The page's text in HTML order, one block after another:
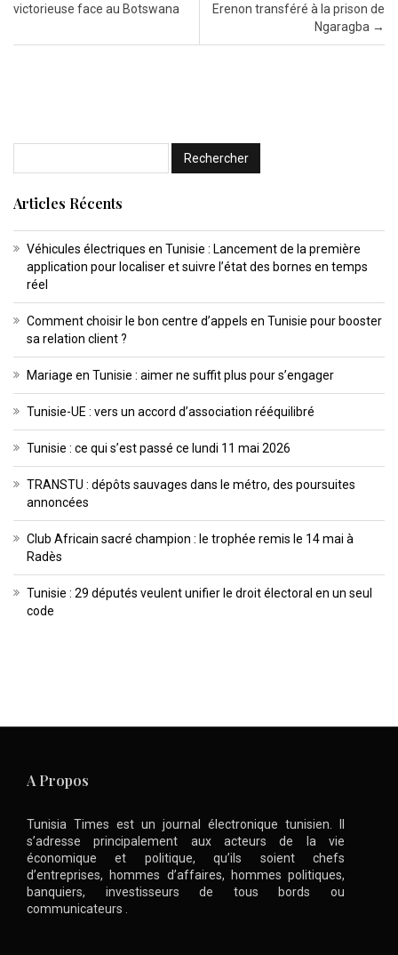
victorieuse face au Botswana
Erenon transféré à la prison de
Ngaragba →
Articles Récents
Véhicules électriques en Tunisie : Lancement de la première
application pour localiser et suivre l’état des bornes en temps
réel
Comment choisir le bon centre d’appels en Tunisie pour booster
sa relation client ?
Mariage en Tunisie : aimer ne suffit plus pour s’engager
Tunisie-UE : vers un accord d’association rééquilibré
Tunisie : ce qui s’est passé ce lundi 11 mai 2026
TRANSTU : dépôts sauvages dans le métro, des poursuites
annoncées
Club Africain sacré champion : le trophée remis le 14 mai à
Radès
Tunisie : 29 députés veulent unifier le droit électoral en un seul
code
A Propos
Tunisia Times est un journal électronique tunisien. Il
s’adresse principalement aux acteurs de la vie
économique et politique, qu’ils soient chefs
d’entreprises, hommes d’affaires, hommes politiques,
banquiers, investisseurs de tous bords ou
communicateurs .